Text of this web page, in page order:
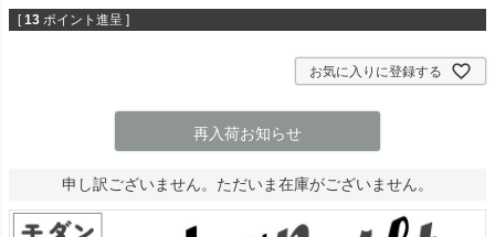
[ 13 ポイント進呈 ]
お気に入りに登録する
再入荷お知らせ
申し訳ございません。ただいま在庫がございません。